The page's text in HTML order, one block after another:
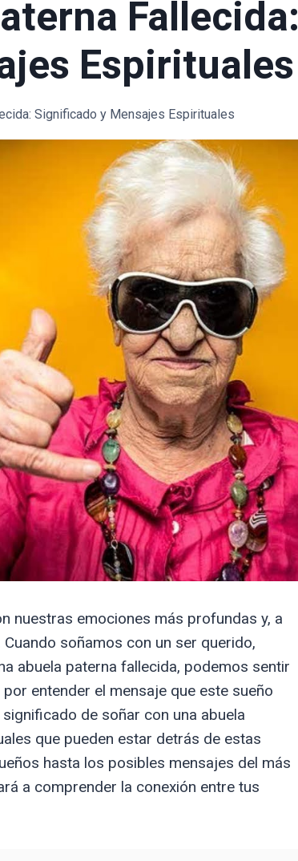
Fallecida:
Espirituales
Significado y Mensajes Espirituales
nuestras emociones más profundas y, a
soñamos con un ser querido,
abuela paterna fallecida, podemos sentir
entender el mensaje que este sueño
de soñar con una abuela
que pueden estar detrás de estas
hasta los posibles mensajes del más
a comprender la conexión entre tus